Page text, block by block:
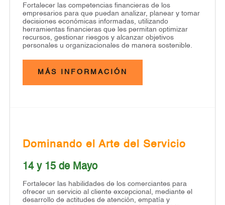
Fortalecer las competencias financieras de los
empresarios para que puedan analizar, planear y tomar
decisiones económicas informadas, utilizando
herramientas financieras que les permitan optimizar
recursos, gestionar riesgos y alcanzar objetivos
personales u organizacionales de manera sostenible.
MÁS INFORMACIÓN
Dominando el Arte del Servicio
14 y 15 de Mayo
Fortalecer las habilidades de los comerciantes para
ofrecer un servicio al cliente excepcional, mediante el
desarrollo de actitudes de atención, empatía y